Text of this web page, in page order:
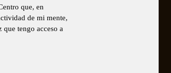
que, en
de mi mente,
tengo acceso a